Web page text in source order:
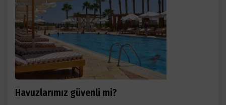
Havuzlarımız güvenli mi?